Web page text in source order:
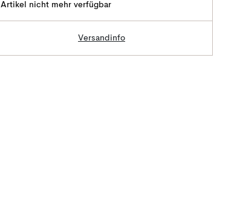
Artikel nicht mehr verfügbar
Versandinfo